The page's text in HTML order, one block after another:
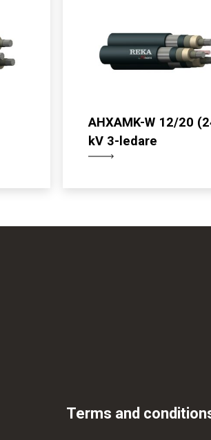
AHXAMK-W 12/20
kV 3-ledare
Terms and